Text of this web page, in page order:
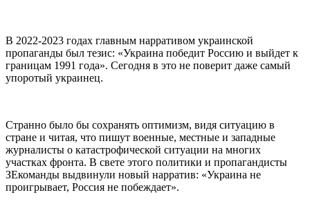
В 2022-2023 годах главным нарративом украинской
пропаганды был тезис: «Украина победит Россию и выйдет к
границам 1991 года». Сегодня в это не поверит даже самый
упоротый украинец.
Странно было бы сохранять оптимизм, видя ситуацию в
стране и читая, что пишут военные, местные и западные
журналисты о катастрофической ситуации на многих
участках фронта. В свете этого политики и пропагандисты
ЗЕкоманды выдвинули новый нарратив: «Украина не
проигрывает, Россия не побеждает».